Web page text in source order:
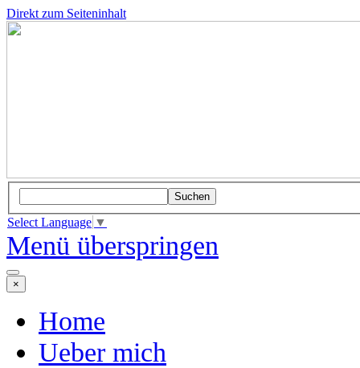
Direkt zum Seiteninhalt
Suchen
Select Language ▼
Menü überspringen
×
Home
Ueber mich